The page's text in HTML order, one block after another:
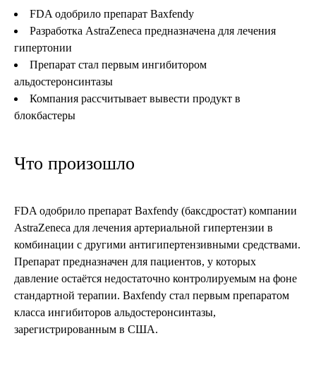
FDA одобрило препарат Baxfendy
Разработка AstraZeneca предназначена для лечения
гипертонии
Препарат стал первым ингибитором
альдостеронсинтазы
Компания рассчитывает вывести продукт в
блокбастеры
Что произошло
FDA одобрило препарат Baxfendy (баксдростат) компании
AstraZeneca для лечения артериальной гипертензии в
комбинации с другими антигипертензивными средствами.
Препарат предназначен для пациентов, у которых
давление остаётся недостаточно контролируемым на фоне
стандартной терапии. Baxfendy стал первым препаратом
класса ингибиторов альдостеронсинтазы,
зарегистрированным в США.